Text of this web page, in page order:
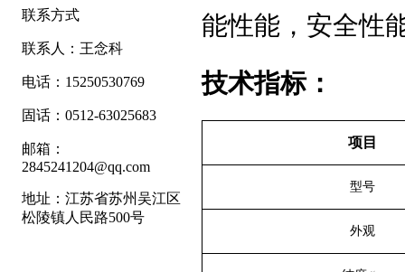
联系方式
联系人：王念科
电话：15250530769
固话：0512-63025683
邮箱：
2845241204@qq.com
地址：江苏省苏州吴江区
松陵镇人民路500号
能性能，安全性
技术指标：
项目
型号
外观